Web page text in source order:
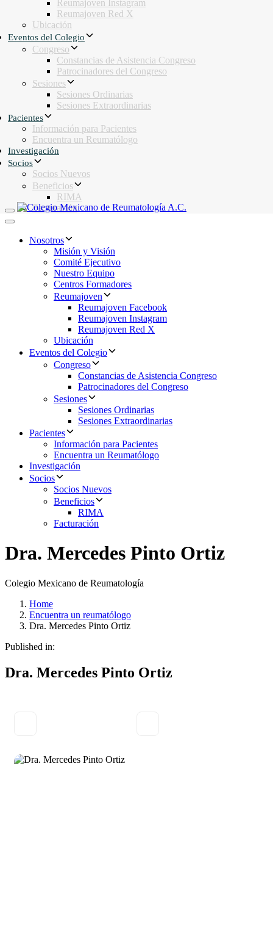
Reumajoven Instagram
Reumajoven Red X
Ubicación
Eventos del Colegio
Congreso
Constancias de Asistencia Congreso
Patrocinadores del Congreso
Sesiones
Sesiones Ordinarias
Sesiones Extraordinarias
Pacientes
Información para Pacientes
Encuentra un Reumatólogo
Investigación
Socios
Socios Nuevos
Beneficios
RIMA
Facturación
Toggle navigation
Toggle navigation
Nosotros
Misión y Visión
Comité Ejecutivo
Nuestro Equipo
Centros Formadores
Reumajoven
Reumajoven Facebook
Reumajoven Instagram
Reumajoven Red X
Ubicación
Eventos del Colegio
Congreso
Constancias de Asistencia Congreso
Patrocinadores del Congreso
Sesiones
Sesiones Ordinarias
Sesiones Extraordinarias
Pacientes
Información para Pacientes
Encuentra un Reumatólogo
Investigación
Socios
Socios Nuevos
Beneficios
RIMA
Facturación
Dra. Mercedes Pinto Ortiz
Colegio Mexicano de Reumatología
Home
Encuentra un reumatólogo
Dra. Mercedes Pinto Ortiz
Published in:
Dra. Mercedes Pinto Ortiz